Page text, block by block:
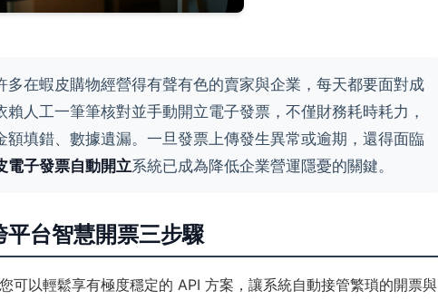
多在蝦皮購物經營得有聲有色的賣家與企業，每天都要面對成
人工一筆筆核對並手動開立電子發票，不僅財務耗時耗力，
填錯、數據遺漏。一旦發票上傳發生異常或逾期，還得面臨
電子發票自動開立系統已成為降低企業營運隱憂的關鍵。
平台智慧開票三步驟
可以輕鬆享有極度穩定的 API 方案，讓系統自動接管繁瑣的開票與